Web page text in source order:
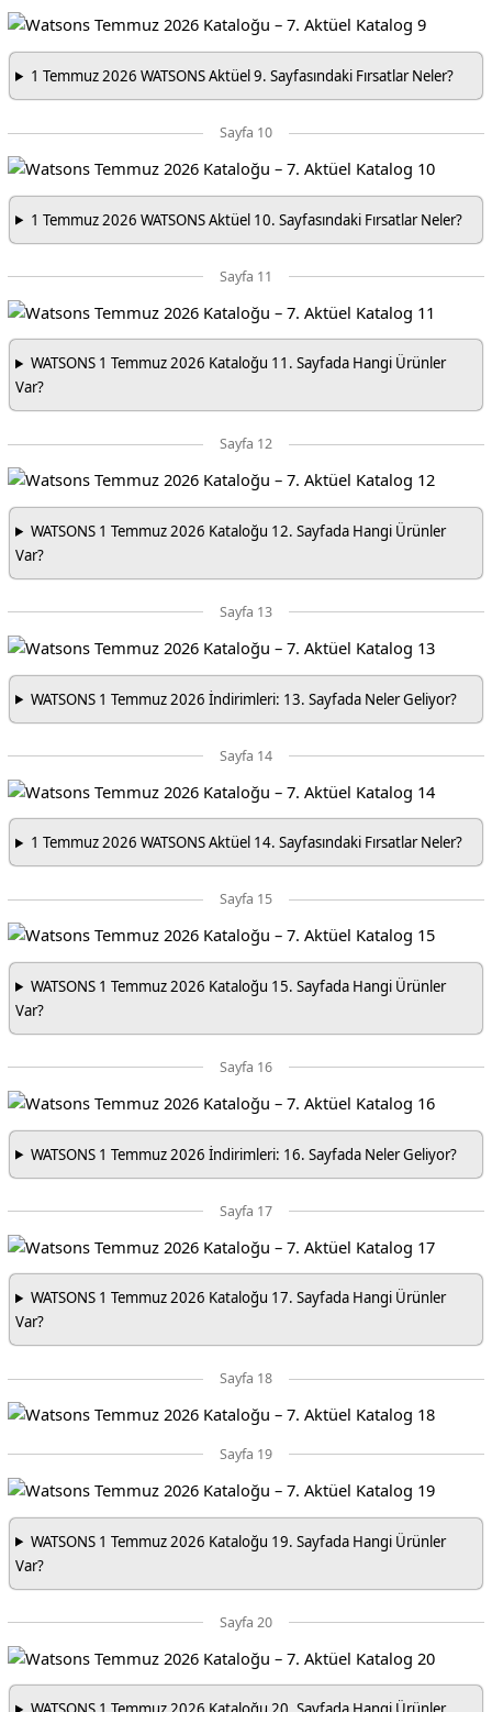
1 Temmuz 2026 WATSONS Aktüel 9. Sayfasındaki Fırsatlar Neler?
Sayfa 10
1 Temmuz 2026 WATSONS Aktüel 10. Sayfasındaki Fırsatlar Neler?
Sayfa 11
WATSONS 1 Temmuz 2026 Kataloğu 11. Sayfada Hangi Ürünler
Var?
Sayfa 12
WATSONS 1 Temmuz 2026 Kataloğu 12. Sayfada Hangi Ürünler
Var?
Sayfa 13
WATSONS 1 Temmuz 2026 İndirimleri: 13. Sayfada Neler Geliyor?
Sayfa 14
1 Temmuz 2026 WATSONS Aktüel 14. Sayfasındaki Fırsatlar Neler?
Sayfa 15
WATSONS 1 Temmuz 2026 Kataloğu 15. Sayfada Hangi Ürünler
Var?
Sayfa 16
WATSONS 1 Temmuz 2026 İndirimleri: 16. Sayfada Neler Geliyor?
Sayfa 17
WATSONS 1 Temmuz 2026 Kataloğu 17. Sayfada Hangi Ürünler
Var?
Sayfa 18
Sayfa 19
WATSONS 1 Temmuz 2026 Kataloğu 19. Sayfada Hangi Ürünler
Var?
Sayfa 20